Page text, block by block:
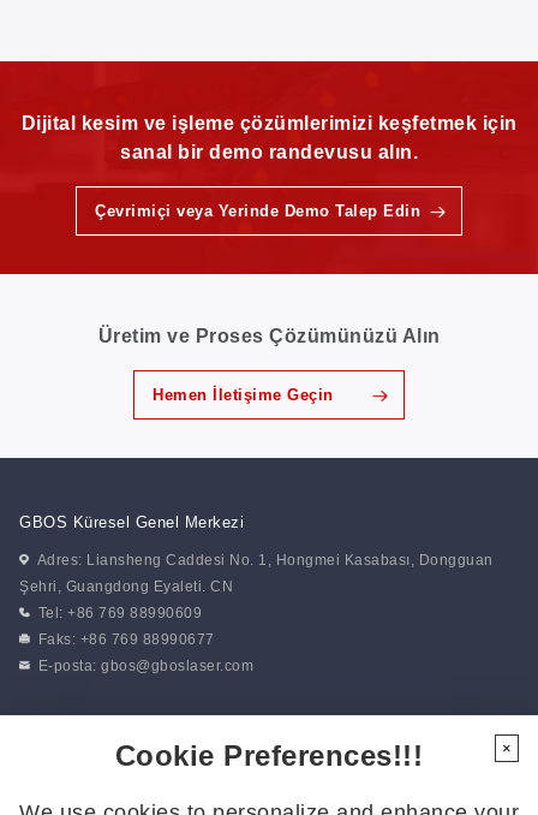
Dijital kesim ve işleme çözümlerimizi keşfetmek için
sanal bir demo randevusu alın.
Çevrimiçi veya Yerinde Demo Talep Edin
Üretim ve Proses Çözümünüzü Alın
Hemen İletişime Geçin
GBOS Küresel Genel Merkezi
Adres: Liansheng Caddesi No. 1, Hongmei Kasabası, Dongguan
Şehri, Guangdong Eyaleti. CN
Tel: +86 769 88990609
Faks: +86 769 88990677
E-posta:gbos@gboslaser.com
Cookie Preferences!!! ×